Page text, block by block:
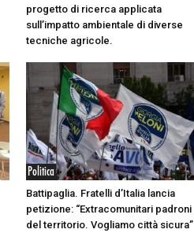
progetto di ricerca applicata
sull’impatto ambientale di diverse
tecniche agricole.
Politica
Battipaglia. Fratelli d’Italia lancia
petizione: “Extracomunitari padroni
del territorio. Vogliamo città sicura”